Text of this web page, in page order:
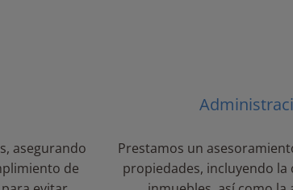
asegurando
de
Prestamos un
propiedades, incluyendo